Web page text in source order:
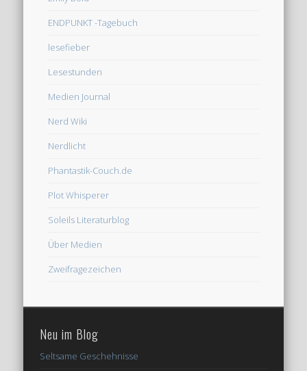
ENDPUNKT -Tagebuch
lesefieber
Lesestunden
Medien Journal
Nerd Wiki
Nerdlicht
Phantastik-Couch.de
Plot Whisperer
Soleils Literaturblog
Über Medien
Zweifragezeichen
Neu im Blog
Seltsame Geschehnisse